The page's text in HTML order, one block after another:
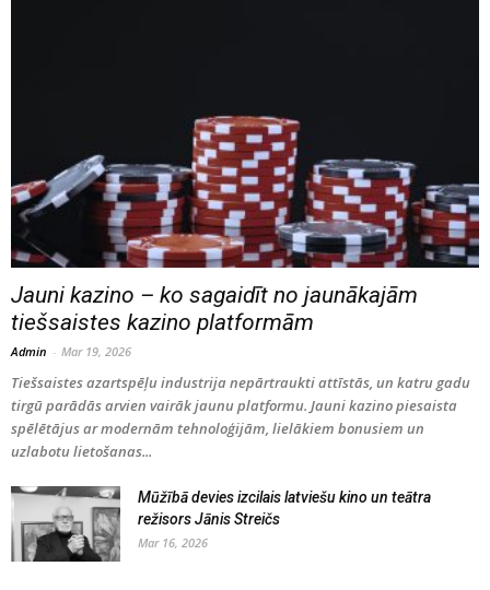
Jauni kazino – ko sagaidīt no jaunākajām
tiešsaistes kazino platformām
Admin - Mar 19, 2026
Tiešsaistes azartspēļu industrija nepārtraukti attīstās, un katru gadu
tirgū parādās arvien vairāk jaunu platformu. Jauni kazino piesaista
spēlētājus ar modernām tehnoloģijām, lielākiem bonusiem un
uzlabotu lietošanas...
Mūžībā devies izcilais latviešu kino un teātra
režisors Jānis Streičs
Mar 16, 2026